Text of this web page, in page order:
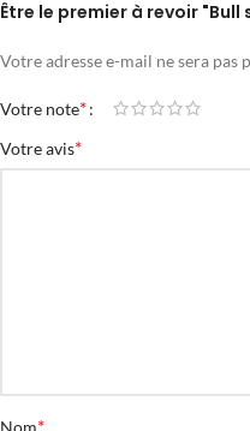
Être le premier à revoir "Bull
Votre adresse e-mail ne sera pas
Votre note*
Votre avis*
Nom*